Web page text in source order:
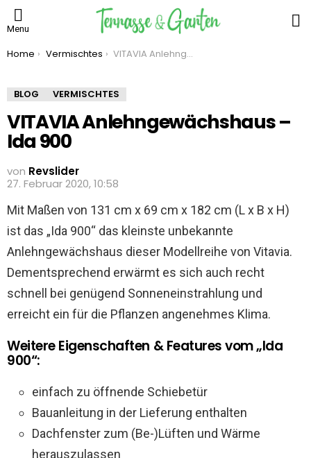
Menu
You are here:
Home Vermischtes VITAVIA Anlehngewächshaus – Ida 900
BLOG VERMISCHTES
VITAVIA Anlehngewächshaus –
Ida 900
von Revslider
27. Februar 2020, 10:58
Mit Maßen von 131 cm x 69 cm x 182 cm (L x B x H)
ist das „Ida 900“ das kleinste unbekannte
Anlehngewächshaus dieser Modellreihe von Vitavia.
Dementsprechend erwärmt es sich auch recht
schnell bei genügend Sonneneinstrahlung und
erreicht ein für die Pflanzen angenehmes Klima.
Weitere Eigenschaften & Features vom „Ida
900“:
einfach zu öffnende Schiebetür
Bauanleitung in der Lieferung enthalten
Dachfenster zum (Be-)Lüften und Wärme
herauszulassen